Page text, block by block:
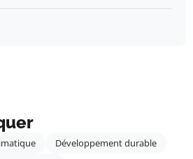
Développement durable